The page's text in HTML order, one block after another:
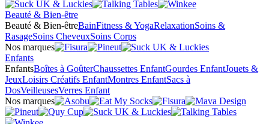
Beauté & Bien-être
Beauté & Bien-êtreBainFitness & YogaRelaxationSoins &
RasageSoins CheveuxSoins Corps
Nos marques
Enfants
EnfantsBoîtes à GoûterChaussettes EnfantGourdes EnfantJouets &
JeuxLoisirs Créatifs EnfantMontres EnfantSacs à
DosVeilleusesVerres Enfant
Nos marques